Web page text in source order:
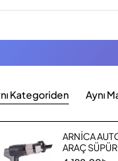
Kategoriden Aynı
ARNİCA
ARAÇ